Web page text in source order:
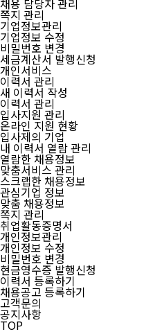
채용 담당자 관리
쪽지 관리
기업정보관리
기업정보 수정
비밀번호 변경
세금계산서 발행신청
개인서비스
이력서 관리
새 이력서 작성
이력서 관리
입사지원 관리
온라인 지원 현황
입사제의 기업
내 이력서 열람 관리
열람한 채용정보
맞춤서비스 관리
스크랩한 채용정보
관심기업 정보
맞춤 채용정보
쪽지 관리
취업활동증명서
개인정보관리
개인정보 수정
비밀번호 변경
현금영수증 발행신청
이력서 등록하기
채용공고 등록하기
고객문의
공지사항
TOP